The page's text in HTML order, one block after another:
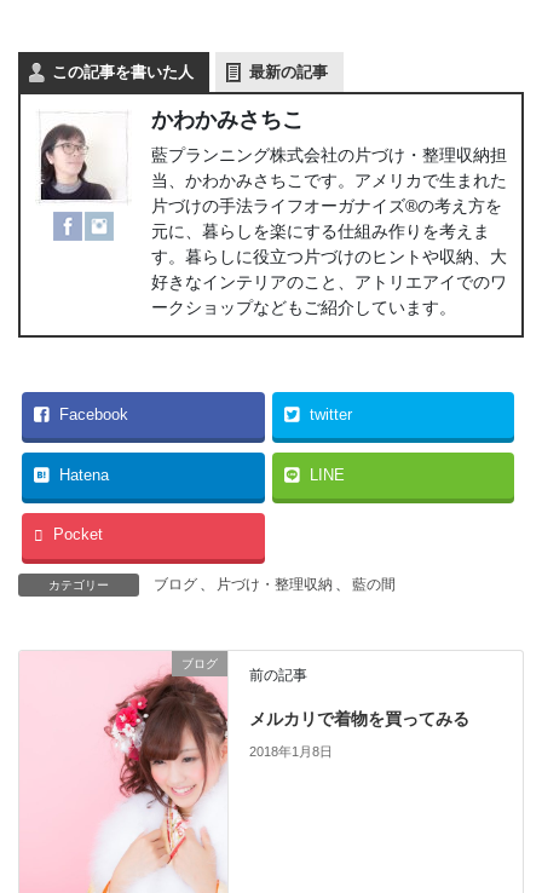
この記事を書いた人 最新の記事
かわかみさちこ
藍プランニング株式会社の片づけ・整理収納担
当、かわかみさちこです。アメリカで生まれた
片づけの手法ライフオーガナイズ®の考え方を
元に、暮らしを楽にする仕組み作りを考えま
す。暮らしに役立つ片づけのヒントや収納、大
好きなインテリアのこと、アトリエアイでのワ
ークショップなどもご紹介しています。
Facebook twitter
Hatena LINE
Pocket
カテゴリー ブログ 、 片づけ・整理収納 、 藍の間
ブログ
前の記事
メルカリで着物を買ってみる
2018年1月8日